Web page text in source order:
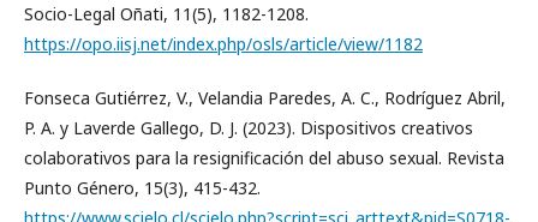
Socio-Legal Oñati, 11(5), 1182-1208.
https://opo.iisj.net/index.php/osls/article/view/1182
Fonseca Gutiérrez, V., Velandia Paredes, A. C., Rodríguez Abril,
P. A. y Laverde Gallego, D. J. (2023). Dispositivos creativos
colaborativos para la resignificación del abuso sexual. Revista
Punto Género, 15(3), 415-432.
https://www.scielo.cl/scielo.php?script=sci_arttext&pid=S0718-